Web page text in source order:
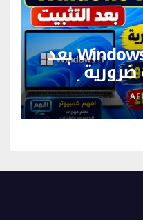
أفضل إعدادات Windows 11 بعد
خطوة ضرورية
الأداء